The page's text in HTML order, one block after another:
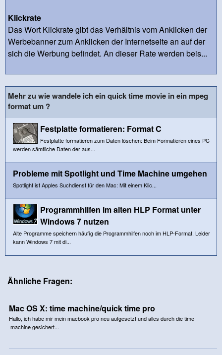
Klickrate
Das Wort Klickrate gibt das Verhältnis vom Anklicken der
Werbebanner zum Anklicken der Internetseite an auf der
sich die Werbung befindet. An dieser Rate werden beis...
Mehr zu wie wandele ich ein quick time movie in ein mpeg
format um ?
Festplatte formatieren: Format C
Festplatte formatieren zum Daten löschen: Beim Formatieren eines PC
werden sämtliche Daten der aus...
Probleme mit Spotlight und Time Machine umgehen
Spotlight ist Apples Suchdienst für den Mac: Mit einem Klic...
Programmhilfen im alten HLP Format unter
Windows 7 nutzen
Alte Programme speichern häufig die Programmhilfen noch im HLP-Format. Leider
kann Windows 7 mit di...
Ähnliche Fragen:
Mac OS X: time machine/quick time pro
Hallo, ich habe mir mein macbook pro neu aufgesetzt und alles durch die time
machine gesichert...